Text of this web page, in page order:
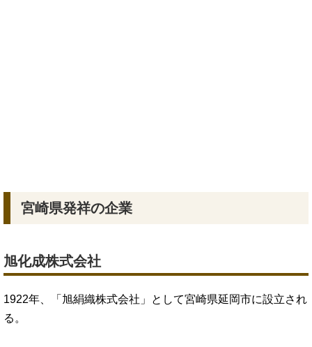
宮崎県発祥の企業
旭化成株式会社
1922年、「旭絹織株式会社」として宮崎県延岡市に設立され
る。